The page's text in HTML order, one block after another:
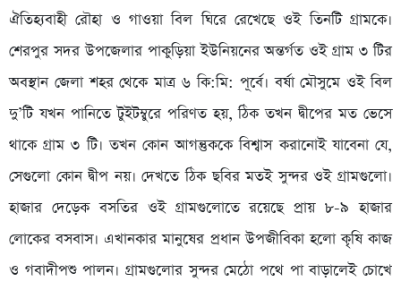
ঐতিহ্যবাহী রৌহা ও গাওয়া বিল ঘিরে রেখেছে ওই তিনটি গ্রামকে।
শেরপুর সদর উপজেলার পাকুড়িয়া ইউনিয়নের অন্তর্গত ওই গ্রাম ৩ টির
অবস্থান জেলা শহর থেকে মাত্র ৬ কি:মি: পূর্বে। বর্ষা মৌসুমে ওই বিল
দু’টি যখন পানিতে টুইটম্বুরে পরিণত হয়, ঠিক তখন দ্বীপের মত ভেসে
থাকে গ্রাম ৩ টি। তখন কোন আগন্তুককে বিশ্বাস করানোই যাবেনা যে,
সেগুলো কোন দ্বীপ নয়। দেখতে ঠিক ছবির মতই সুন্দর ওই গ্রামগুলো।
হাজার দেড়েক বসতির ওই গ্রামগুলোতে রয়েছে প্রায় ৮-৯ হাজার
লোকের বসবাস। এখানকার মানুষের প্রধান উপজীবিকা হলো কৃষি কাজ
ও গবাদীপশু পালন। গ্রামগুলোর সুন্দর মেঠো পথে পা বাড়ালেই চোখে